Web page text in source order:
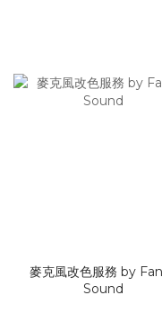
麥克風改色服務 by
Sound